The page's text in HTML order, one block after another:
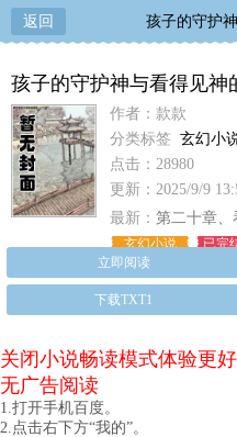
返回 孩子的守护
孩子的守护神与看得见神
作者：款款
分类标签 玄幻小
点击：28980
更新：2025/9/9
最新： 第二十章、
玄幻小说 已完
立即阅读
下载TXT1
关闭小说畅读模式体验更好
无广告阅读
1.打开手机百度。
2.点击右下方“我的”。